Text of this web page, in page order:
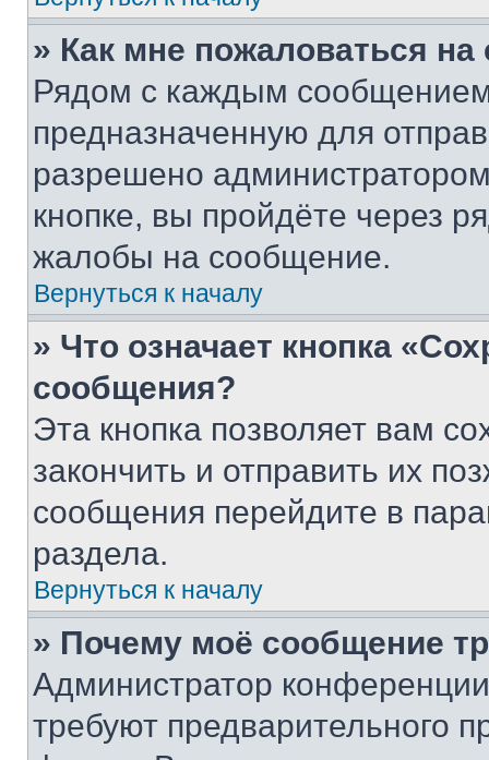
» Как мне пожаловаться
Рядом с каждым сообщением
предназначенную для
разрешено
кнопке, вы пройдёте через
жалобы на сообщение.
Вернуться к началу
» Что означает кнопка
сообщения?
Эта кнопка позволяет вам
закончить и отправить их
сообщения перейдите в
раздела.
Вернуться к началу
» Почему моё сообщение
Администратор
требуют предварительного